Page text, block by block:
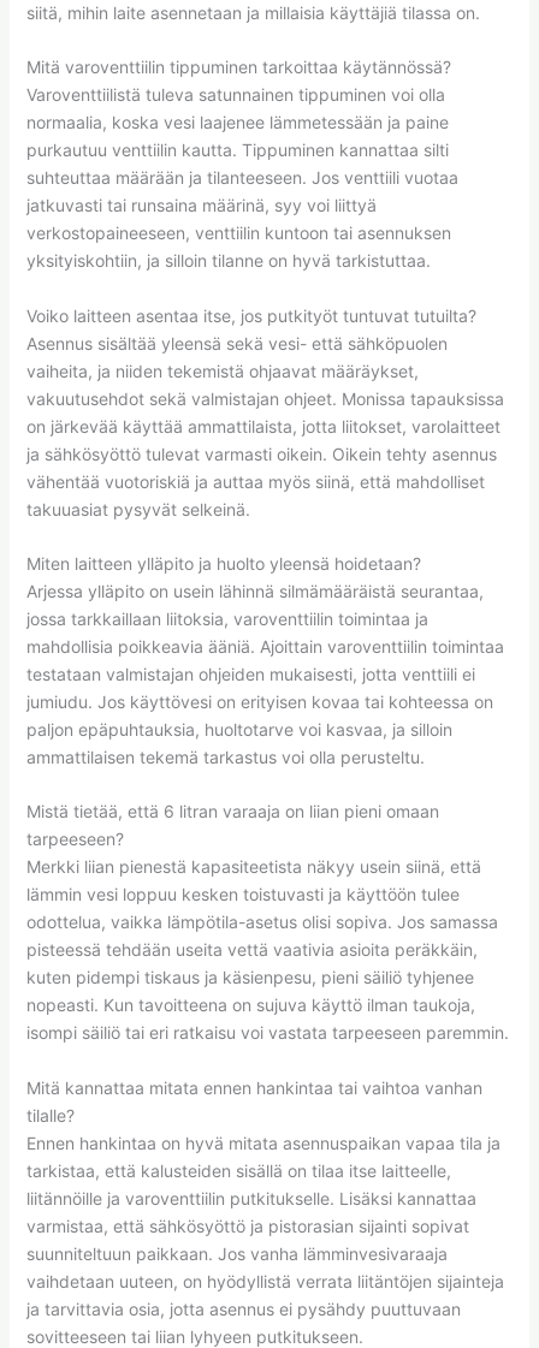
siitä, mihin laite asennetaan ja millaisia käyttäjiä tilassa on.
Mitä varoventtiilin tippuminen tarkoittaa käytännössä?
Varoventtiilistä tuleva satunnainen tippuminen voi olla
normaalia, koska vesi laajenee lämmetessään ja paine
purkautuu venttiilin kautta. Tippuminen kannattaa silti
suhteuttaa määrään ja tilanteeseen. Jos venttiili vuotaa
jatkuvasti tai runsaina määrinä, syy voi liittyä
verkostopaineeseen, venttiilin kuntoon tai asennuksen
yksityiskohtiin, ja silloin tilanne on hyvä tarkistuttaa.
Voiko laitteen asentaa itse, jos putkityöt tuntuvat tutuilta?
Asennus sisältää yleensä sekä vesi- että sähköpuolen
vaiheita, ja niiden tekemistä ohjaavat määräykset,
vakuutusehdot sekä valmistajan ohjeet. Monissa tapauksissa
on järkevää käyttää ammattilaista, jotta liitokset, varolaitteet
ja sähkösyöttö tulevat varmasti oikein. Oikein tehty asennus
vähentää vuotoriskiä ja auttaa myös siinä, että mahdolliset
takuuasiat pysyvät selkeinä.
Miten laitteen ylläpito ja huolto yleensä hoidetaan?
Arjessa ylläpito on usein lähinnä silmämääräistä seurantaa,
jossa tarkkaillaan liitoksia, varoventtiilin toimintaa ja
mahdollisia poikkeavia ääniä. Ajoittain varoventtiilin toimintaa
testataan valmistajan ohjeiden mukaisesti, jotta venttiili ei
jumiudu. Jos käyttövesi on erityisen kovaa tai kohteessa on
paljon epäpuhtauksia, huoltotarve voi kasvaa, ja silloin
ammattilaisen tekemä tarkastus voi olla perusteltu.
Mistä tietää, että 6 litran varaaja on liian pieni omaan
tarpeeseen?
Merkki liian pienestä kapasiteetista näkyy usein siinä, että
lämmin vesi loppuu kesken toistuvasti ja käyttöön tulee
odottelua, vaikka lämpötila-asetus olisi sopiva. Jos samassa
pisteessä tehdään useita vettä vaativia asioita peräkkäin,
kuten pidempi tiskaus ja käsienpesu, pieni säiliö tyhjenee
nopeasti. Kun tavoitteena on sujuva käyttö ilman taukoja,
isompi säiliö tai eri ratkaisu voi vastata tarpeeseen paremmin.
Mitä kannattaa mitata ennen hankintaa tai vaihtoa vanhan
tilalle?
Ennen hankintaa on hyvä mitata asennuspaikan vapaa tila ja
tarkistaa, että kalusteiden sisällä on tilaa itse laitteelle,
liitännöille ja varoventtiilin putkitukselle. Lisäksi kannattaa
varmistaa, että sähkösyöttö ja pistorasian sijainti sopivat
suunniteltuun paikkaan. Jos vanha lämminvesivaraaja
vaihdetaan uuteen, on hyödyllistä verrata liitäntöjen sijainteja
ja tarvittavia osia, jotta asennus ei pysähdy puuttuvaan
sovitteeseen tai liian lyhyeen putkitukseen.